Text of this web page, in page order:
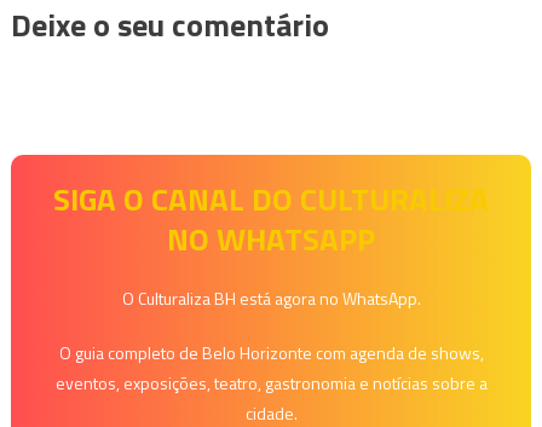
Deixe o seu comentário
SIGA O CANAL DO CULTURALIZA
NO WHATSAPP
O Culturaliza BH está agora no WhatsApp.
O guia completo de Belo Horizonte com agenda de shows,
eventos, exposições, teatro, gastronomia e notícias sobre a
cidade.